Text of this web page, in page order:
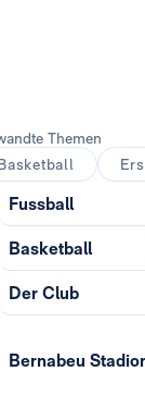
Themen
Fussball
Basketball
Der Club
Bernabeu